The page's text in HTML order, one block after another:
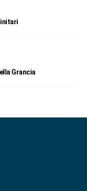
Grancia